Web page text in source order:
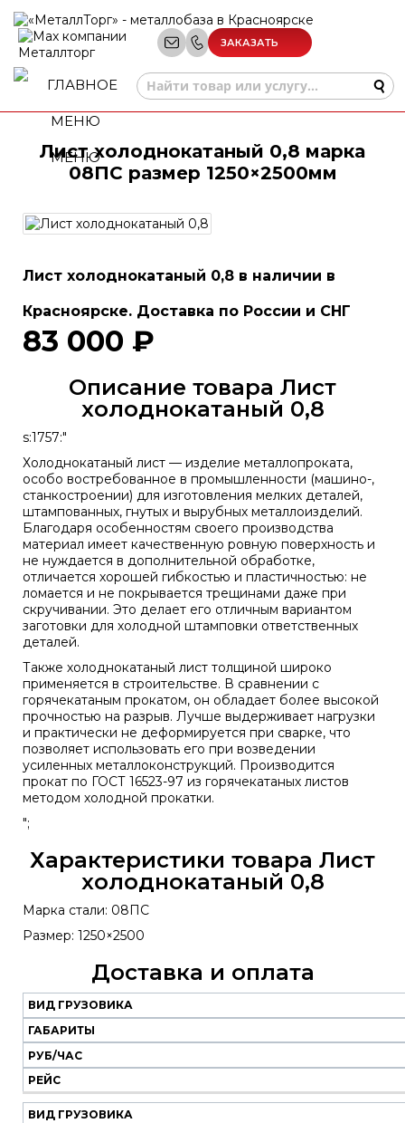
ЗАКАЗАТЬ
МЕНЮ
Лист холоднокатаный 0,8 марка
08ПС размер 1250×2500мм
Лист холоднокатаный 0,8 в наличии в
Красноярске. Доставка по России и СНГ
83 000 ₽
Описание товара Лист
холоднокатаный 0,8
s:1757:"
Холоднокатаный лист — изделие металлопроката,
особо востребованное в промышленности (машино-,
станкостроении) для изготовления мелких деталей,
штампованных, гнутых и вырубных металлоизделий.
Благодаря особенностям своего производства
материал имеет качественную ровную поверхность и
не нуждается в дополнительной обработке,
отличается хорошей гибкостью и пластичностью: не
ломается и не покрывается трещинами даже при
скручивании. Это делает его отличным вариантом
заготовки для холодной штамповки ответственных
деталей.
Также холоднокатаный лист толщиной широко
применяется в строительстве. В сравнении с
горячекатаным прокатом, он обладает более высокой
прочностью на разрыв. Лучше выдерживает нагрузки
и практически не деформируется при сварке, что
позволяет использовать его при возведении
усиленных металлоконструкций. Производится
прокат по ГОСТ 16523-97 из горячекатаных листов
методом холодной прокатки.
";
Характеристики товара Лист
холоднокатаный 0,8
Марка стали: 08ПС
Размер: 1250×2500
Доставка и оплата
Наш
транспорт
Вид
грузовика
Габариты
Руб/
час
Рейс
ВИД ГРУЗОВИКА
ГАБАРИТЫ
РУБ/ЧАС
РЕЙС
ВИД ГРУЗОВИКА